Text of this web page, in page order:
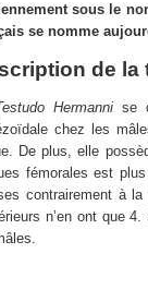
des oeufs
de vie
sous le
se nomme
de la
Hermanni se
chez les
De plus, elle
fémorales est
contrairement à la
n’en ont que